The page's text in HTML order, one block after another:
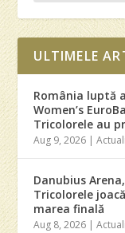
ULTIMELE
România luptă
Women’s
Tricolorele au
Aug 9, 2026 |
Danubius
Tricolorele
marea finală
Aug 8, 2026 |